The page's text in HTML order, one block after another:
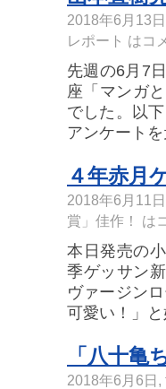
2018年6月13
レポート はコ
先週の6月7
座「マンガ
でした。以
アンケート
４年赤月
2018年6月11
賞」佳作！ は
本日発売の
季ゲッサン
ヴァージン
可愛い！」
「八十亀
2018年6月6日,